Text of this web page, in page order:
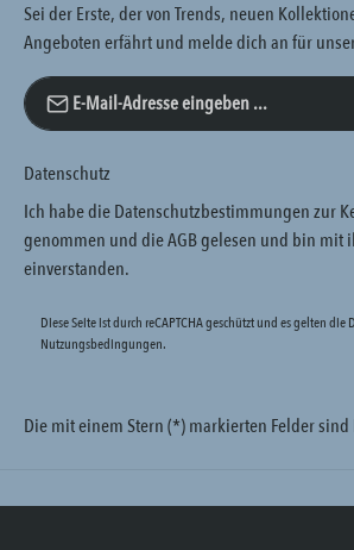
Sei der Erste, der von Trends, neuen
Angeboten erfährt und melde dich an für
E-Mail-Adresse*
Datenschutz
Ich habe dieDatenschutzbestimmungenzur
genommen und dieAGBgelesen und bin mit
einverstanden.
Diese Seite ist durch reCAPTCHA geschützt und es gelten die
Nutzungsbedingungen.
Die mit einem Stern (*) markierten Felder